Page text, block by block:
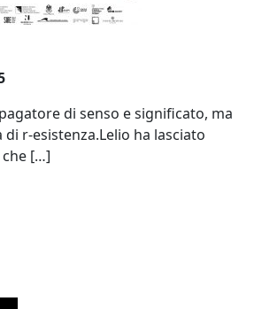
di senso e significato, ma
r-esistenza.Lelio ha lasciato
che […]